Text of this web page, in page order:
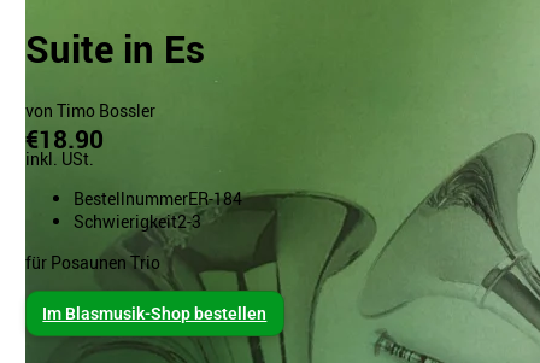
Suite in Es
von Timo Bossler
€18.90
inkl. USt.
BestellnummerER-184
Schwierigkeit2-3
für Posaunen Trio
Im Blasmusik-Shop bestellen